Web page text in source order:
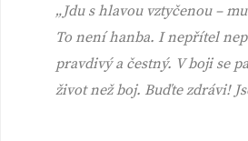
„Jdu s hlavou vztyčenou –
To není hanba. I nepřítel
pravdivý a čestný. V boji se
život než boj. Buďte zdrávi!